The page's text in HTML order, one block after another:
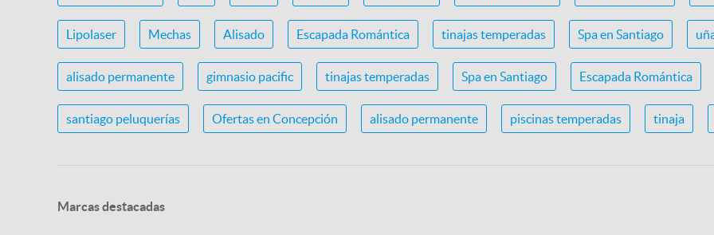
Lipolaser Mechas Alisado Escapada Romántica tinajas temperadas Spa en Santiago
alisado permanente gimnasio pacific tinajas temperadas Spa en Santiago Escapada Romántica
santiago peluquerías Ofertas en Concepción alisado permanente piscinas temperadas tinaja
Marcas destacadas